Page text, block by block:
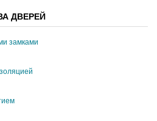
ДВЕРЕЙ
замками